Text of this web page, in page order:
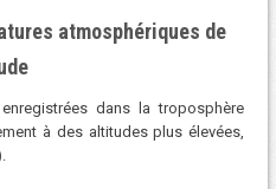
atmosphériques de
dans la troposphère
à des altitudes plus élevées,